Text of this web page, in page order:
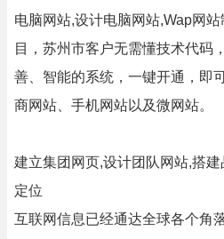
电脑网站,设计电脑网站,Wap网
目，苏州市客户无需懂技术代码
善、智能的系统，一键开通，即
商网站、手机网站以及微网站。
建立集团网页,设计团队网站,搭
定位
互联网信息已经通达全球各个角